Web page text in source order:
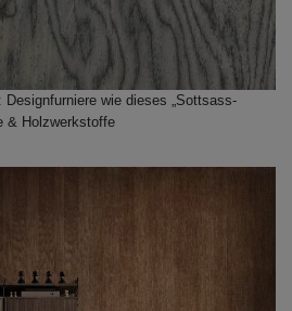
wie dieses „Sottsass-
& Holzwerkstoffe